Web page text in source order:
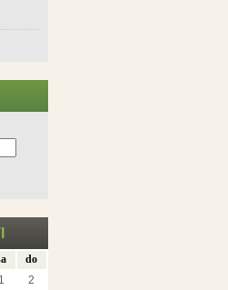
do
1
2